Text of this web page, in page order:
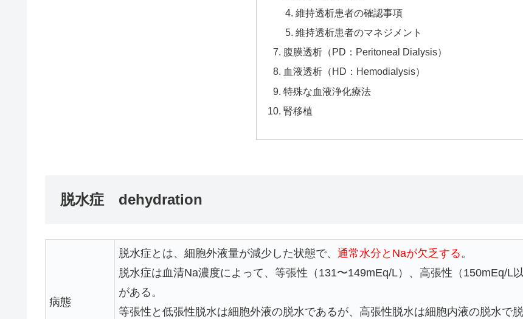
維持透析患者の確認事項
維持透析患者のマネジメント
腹膜透析（PD：Peritoneal Dialysis）
血液透析（HD：Hemodialysis）
特殊な血液浄化療法
腎移植
脱水症 dehydration
病態
脱水症とは、細胞外液量が減少した状態で、 通常水分とNaが欠乏する。
脱水症は血清Na濃度によって、等張性（131〜149mEq/L）、高張性（150mEq/L
がある。
等張性と低張性脱水は細胞外液の脱水であるが、高張性脱水は細胞内液の脱水で